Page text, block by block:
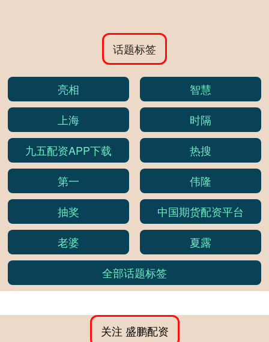
话题标签
亮相
智慧
上海
时隔
九五配资APP下载
热搜
第一
伟隆
抽奖
中国期货配资平台
老婆
夏露
全部话题标签
关注 盛鹏配资